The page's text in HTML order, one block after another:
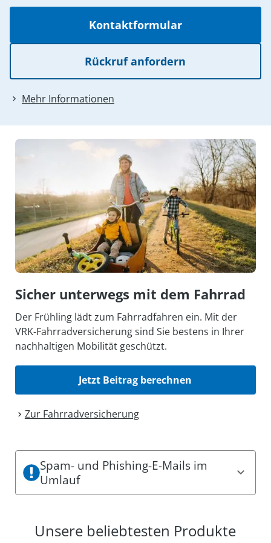
Kontaktformular
Rückruf anfordern
Mehr Informationen
Sicher unterwegs mit dem Fahrrad
Der Frühling lädt zum Fahrradfahren ein. Mit der
VRK-Fahrradversicherung sind Sie bestens in Ihrer
nachhaltigen Mobilität geschützt.
Jetzt Beitrag berechnen
Zur Fahrrad­versicherung
Spam- und Phishing-E-Mails im
Umlauf
erwecken, offizielle Mitteilungen des VRK zu sein.
Unsere beliebtesten Produkte